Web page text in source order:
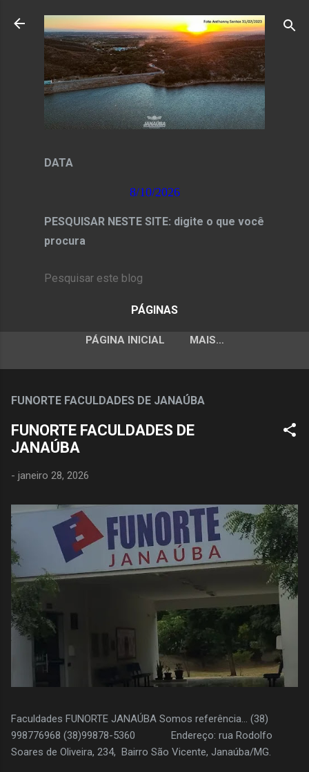
Pular para o conteúdo principal
DATA
8/10/2026
PESQUISAR NESTE SITE: digite o que você
procura
PÁGINAS
PÁGINA INICIAL MAIS…
FUNORTE FACULDADES DE JANAÚBA
FUNORTE FACULDADES DE
JANAÚBA
- janeiro 28, 2026
Faculdades FUNORTE JANAÚBA Somos referência... (38)
998776968 (38)99878-5360 Endereço: rua Rodolfo
Soares de Oliveira, 234, Bairro São Vicente, Janaúba/MG.